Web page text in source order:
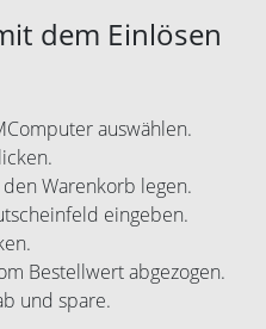
dem Einlösen
auswählen.
Warenkorb legen.
eingeben.
Bestellwert abgezogen.
und spare.